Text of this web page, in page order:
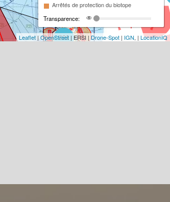
221
Arrêtés de protection du biotope
Transparence:
Leaflet | OpenStreet | ERSI | Drone-Spot | IGN, | LocationIQ